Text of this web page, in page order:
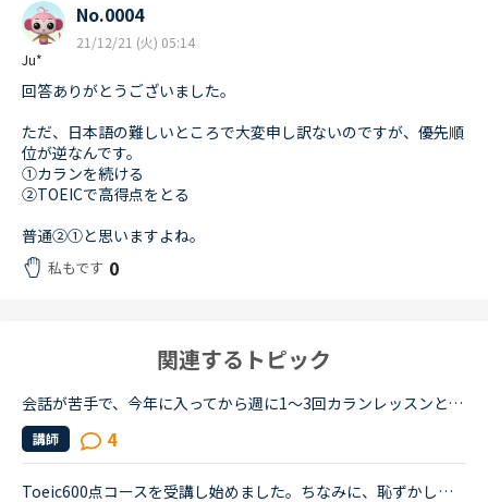
Ju*
No.0004
21/12/21 (火) 05:14
回答ありがとうございました。
ただ、日本語の難しいところで大変申し訳ないのですが、優先順
位が逆なんです。
①カランを続ける
②TOEICで高得点をとる
普通②①と思いますよね。
私もです 0
関連するトピック
会話が苦手で、今年に入ってから週に1〜3回カランレッスンと、週1の5minを受講しています。カランは1から始めレベル3、5minは日本人の先生で、私の言いたいことをくみ取ってくれながら、なんとか進めているという...
講師 4
Toeic600点コースを受講し始めました。ちなみに、恥ずかしいのですが私は自習で受けて昨年のToeic535点でした。得点をもう少し伸ばしたいのと、速い英語の一言一言を聴き取る力をつけたくて、このコースに取り組...